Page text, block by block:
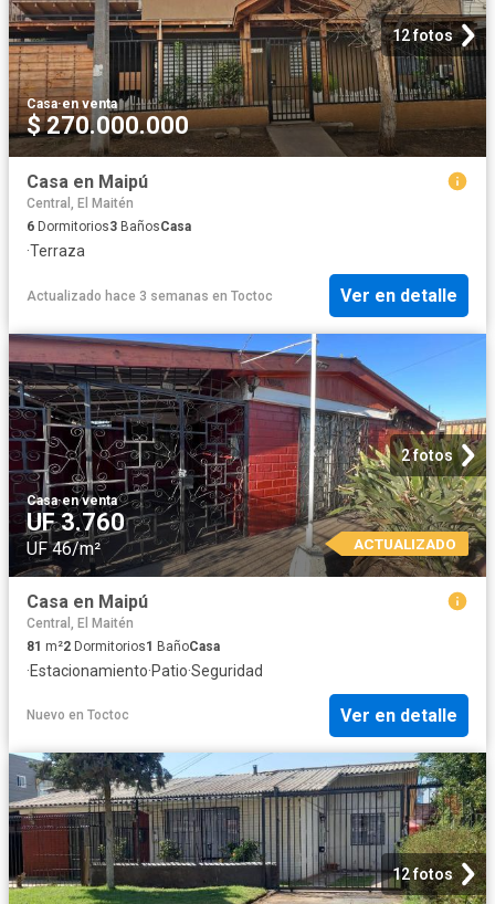
12 fotos
Casa·en venta
$ 270.000.000
Casa en Maipú
Central, El Maitén
6 Dormitorios3 BañosCasa
·Terraza
Actualizado hace 3 semanas en Toctoc Ver en detalle
2 fotos
Casa·en venta
UF 3.760
UF 46/m² ACTUALIZADO
Casa en Maipú
Central, El Maitén
81 m²2 Dormitorios1 BañoCasa
·Estacionamiento·Patio·Seguridad
Nuevo en Toctoc Ver en detalle
12 fotos